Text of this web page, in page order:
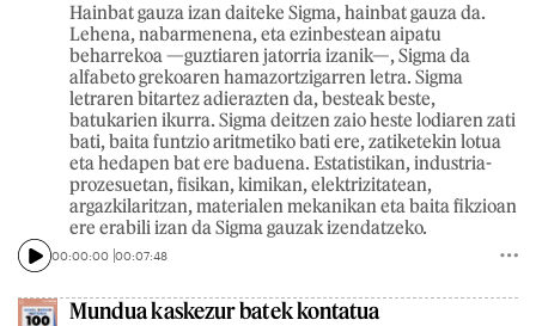
Hainbat gauza izan daiteke Sigma, hainbat gauza da.
Lehena, nabarmenena, eta ezinbestean aipatu
beharrekoa —guztiaren jatorria izanik—, Sigma da
alfabeto grekoaren hamazortzigarren letra. Sigma
letraren bitartez adierazten da, besteak beste,
batukarien ikurra. Sigma deitzen zaio heste lodiaren zati
bati, baita funtzio aritmetiko bati ere, zatiketekin lotua
eta hedapen bat ere baduena. Estatistikan, industria-
prozesuetan, fisikan, kimikan, elektrizitatean,
argazkilaritzan, materialen mekanikan eta baita fikzioan
ere erabili izan da Sigma gauzak izendatzeko.
00:00:00 00:07:48
Mundua kaskezur batek kontatua